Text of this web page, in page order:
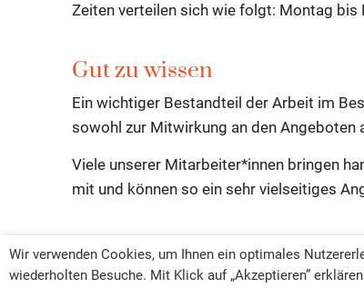
Zeiten verteilen sich wie folgt: Montag bis
Gut zu wissen
Ein wichtiger Bestandteil der Arbeit im
sowohl zur Mitwirkung an den
Viele unserer Mitarbeiter*innen bringen
mit und können so ein sehr vielseitiges
Wir verwenden Cookies, um Ihnen ein optimales
wiederholten Besuche. Mit Klick auf „Akzeptieren”